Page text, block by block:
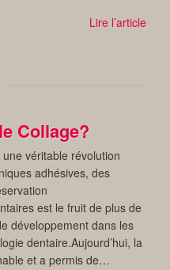
Lire l’article
Collage?
véritable révolution
adhésives, des
est le fruit de plus de
développement dans les
dentaire.Aujourd’hui, la
et a permis de…